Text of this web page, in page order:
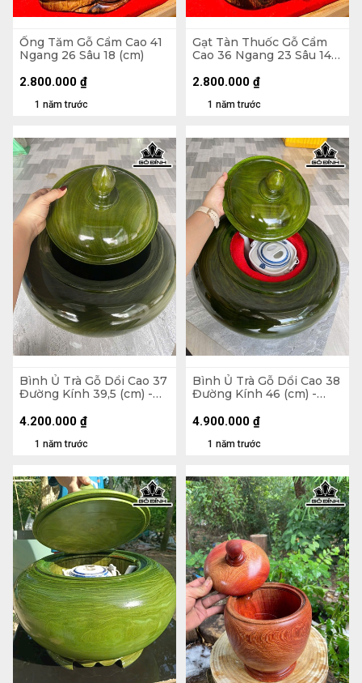
Ống Tăm Gỗ Cẩm Cao 41
Ngang 26 Sâu 18 (cm)
1 năm trước
2.800.000 ₫
Gạt Tàn Thuốc Gỗ Cẩm
Cao 36 Ngang 23 Sâu 14
1 năm trước
2.800.000 ₫
Bình Ủ Trà Gỗ Dổi Cao 37
Đường Kính 39,5 (cm) -
1 năm trước
4.200.000 ₫
Bình Ủ Trà Gỗ Dổi Cao 38
Đường Kính 46 (cm) -
1 năm trước
4.900.000 ₫